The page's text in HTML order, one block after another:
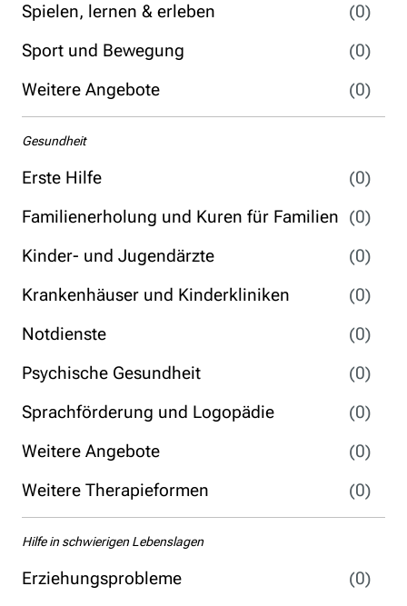
Spielen, lernen & erleben
(0)
Sport und Bewegung
(0)
Weitere Angebote
(0)
Gesundheit
Erste Hilfe
(0)
Familienerholung und Kuren für Familien (0)
Kinder- und Jugendärzte
(0)
Krankenhäuser und Kinderkliniken
(0)
Notdienste
(0)
Psychische Gesundheit
(0)
Sprachförderung und Logopädie
(0)
Weitere Angebote
(0)
Weitere Therapieformen
(0)
Hilfe in schwierigen Lebenslagen
Erziehungsprobleme
(0)